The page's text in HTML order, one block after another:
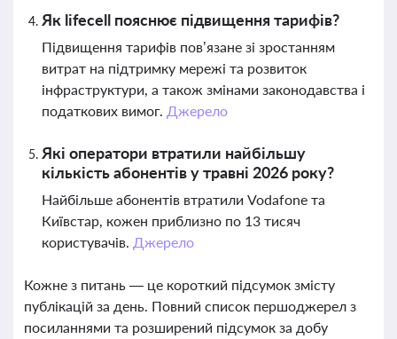
Як lifecell пояснює підвищення тарифів?
Підвищення тарифів пов’язане зі зростанням
витрат на підтримку мережі та розвиток
інфраструктури, а також змінами законодавства і
податкових вимог. Джерело
Які оператори втратили найбільшу
кількість абонентів у травні 2026 року?
Найбільше абонентів втратили Vodafone та
Київстар, кожен приблизно по 13 тисяч
користувачів. Джерело
Кожне з питань — це короткий підсумок змісту
публікацій за день. Повний список першоджерел з
посиланнями та розширений підсумок за добу